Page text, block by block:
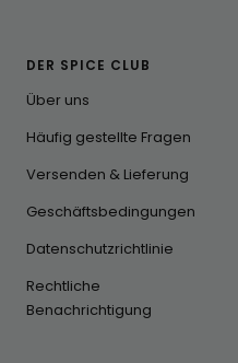
DER SPICE CLUB
Über uns
Häufig gestellte Fragen
Versenden & Lieferung
Geschäftsbedingungen
Datenschutzrichtlinie
Rechtliche
Benachrichtigung